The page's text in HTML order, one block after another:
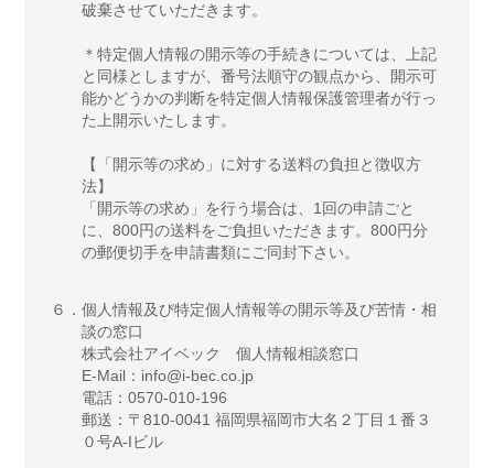
破棄させていただきます。
＊特定個人情報の開示等の手続きについては、上記
と同様としますが、番号法順守の観点から、開示可
能かどうかの判断を特定個人情報保護管理者が行っ
た上開示いたします。
【「開示等の求め」に対する送料の負担と徴収方
法】
「開示等の求め」を行う場合は、1回の申請ごと
に、800円の送料をご負担いただきます。800円分
の郵便切手を申請書類にご同封下さい。
６．個人情報及び特定個人情報等の開示等及び苦情・相
談の窓口
株式会社アイベック 個人情報相談窓口
E-Mail：info@i-bec.co.jp
電話：0570-010-196
郵送：〒810-0041 福岡県福岡市大名２丁目１番３
０号A-Iビル